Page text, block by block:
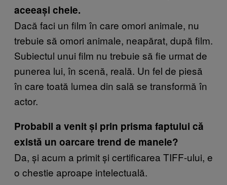
aceeași cheie.
Dacă faci un film în care omori animale, nu
trebuie să omori animale, neapărat, după film.
Subiectul unui film nu trebuie să fie urmat de
punerea lui, în scenă, reală. Un fel de piesă
în care toată lumea din sală se transformă în
actor.
Probabil a venit și prin prisma faptului că
există un oarcare trend de manele?
Da, și acum a primit și certificarea TIFF-ului, e
o chestie aproape intelectuală.